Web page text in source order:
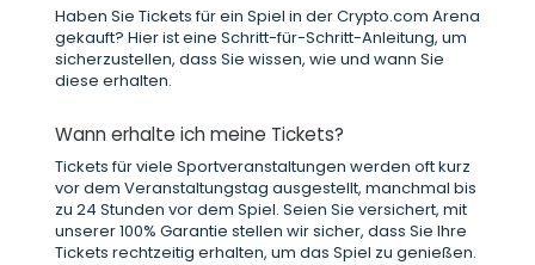
Haben Sie Tickets für ein Spiel in der Crypto.com Arena
gekauft? Hier ist eine Schritt-für-Schritt-Anleitung, um
sicherzustellen, dass Sie wissen, wie und wann Sie
diese erhalten.
Wann erhalte ich meine Tickets?
Tickets für viele Sportveranstaltungen werden oft kurz
vor dem Veranstaltungstag ausgestellt, manchmal bis
zu 24 Stunden vor dem Spiel. Seien Sie versichert, mit
unserer 100% Garantie stellen wir sicher, dass Sie Ihre
Tickets rechtzeitig erhalten, um das Spiel zu genießen.